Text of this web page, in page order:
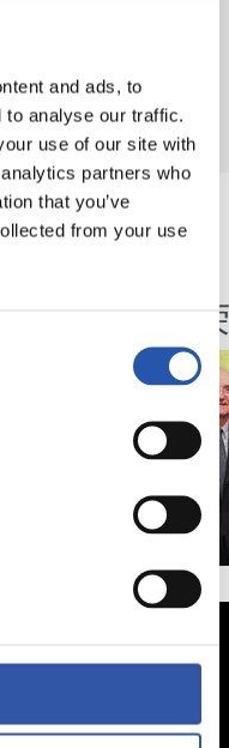
and ads, to
to analyse our traffic.
use of our site with
partners who
that you’ve
from your use
备感